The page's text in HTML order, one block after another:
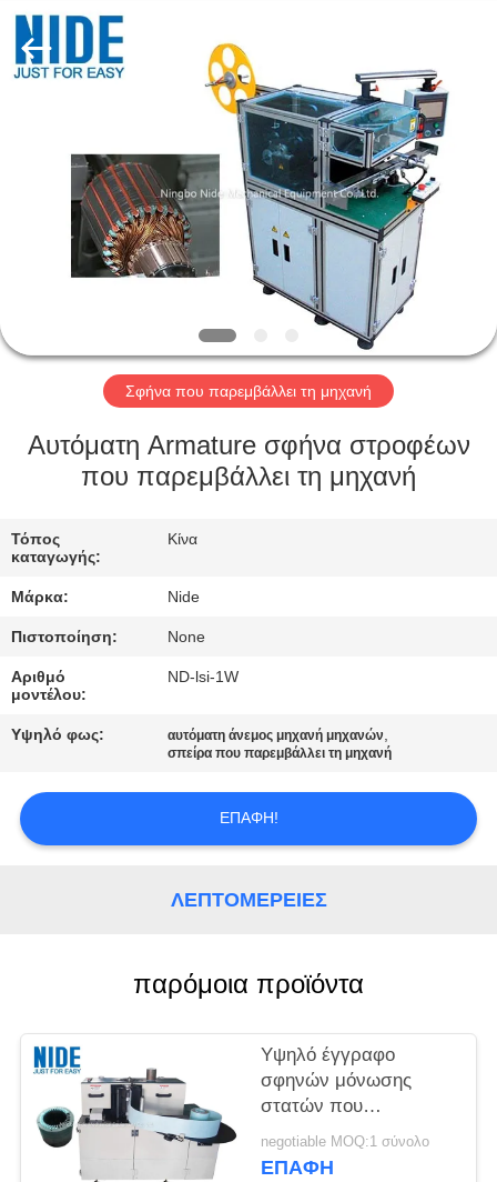
ΠΡΟΪΌΝΤΑ
ΠΕΡΊΠΟΥ
ΠΟΙΟΤΙΚΌΣ
ΈΛΕΓΧΟΣ
ΣΕ
ΜΕ
ΕΙΔΉΣΕΙΣ
ΖΗΤΉΣΤΕ
ΈΝΑ
ΑΠΌΣΠΑΣΜΑ
PRIVACY
Nide
Rights
Σφήνα που παρεμβάλλει τη μηχανή
Αυτόματη Armature σφήνα στροφέων
που παρεμβάλλει τη μηχανή
Τόπος
καταγωγής:
Κίνα
Μάρκα: Nide
Πιστοποίηση: None
Αριθμό
μοντέλου:
ND-lsi-1W
Υψηλό φως: αυτόματη άνεμος μηχανή μηχανών,
σπείρα που παρεμβάλλει τη μηχανή
ΕΠΑΦΉ!
ΛΕΠΤΟΜΈΡΕΙΕΣ
παρόμοια προϊόντα
Υψηλό έγγραφο
σφηνών μόνωσης
στατών που
παρεμβάλλει τη
μηχανή
negotiable MOQ:1 σύνολο
ΕΠΑΦΉ